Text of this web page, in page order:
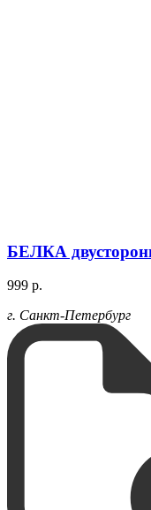
БЕЛКА
999 р.
г. Санкт-Петербург